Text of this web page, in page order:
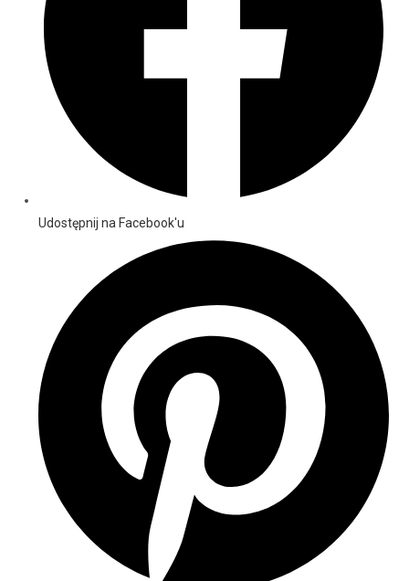
Udostępnij na Facebook'u